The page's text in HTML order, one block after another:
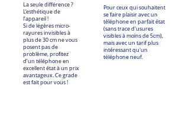
La seule différence ?
L’esthétique de
l’appareil !
Si de légères micro-
rayures invisibles à
plus de 30 cm ne vous
posent pas de
problème, profitez
d’un téléphone en
excellent état à un prix
avantageux. Ce grade
est fait pour vous !
Pour ceux qui souhaitent
se faire plaisir avec un
téléphone en parfait état
(sans trace d'usures
visibles à moins de 5cm),
mais avec un tarif plus
intéressant qu'un
téléphone neuf.